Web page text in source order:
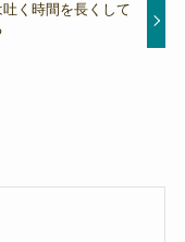
く時間を長くして